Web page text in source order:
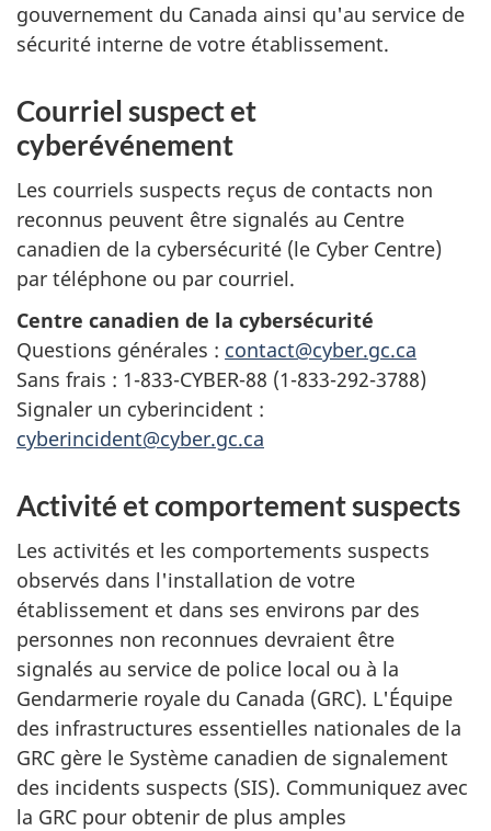
gouvernement du Canada ainsi qu'au service de
sécurité interne de votre établissement.
Courriel suspect et
cyberévénement
Les courriels suspects reçus de contacts non
reconnus peuvent être signalés au Centre
canadien de la cybersécurité (le Cyber Centre)
par téléphone ou par courriel.
Centre canadien de la cybersécurité
Questions générales : contact@cyber.gc.ca
Sans frais : 1-833-CYBER-88 (1-833-292-3788)
Signaler un cyberincident :
cyberincident@cyber.gc.ca
Activité et comportement suspects
Les activités et les comportements suspects
observés dans l'installation de votre
établissement et dans ses environs par des
personnes non reconnues devraient être
signalés au service de police local ou à la
Gendarmerie royale du Canada (GRC). L'Équipe
des infrastructures essentielles nationales de la
GRC gère le Système canadien de signalement
des incidents suspects (SIS). Communiquez avec
la GRC pour obtenir de plus amples